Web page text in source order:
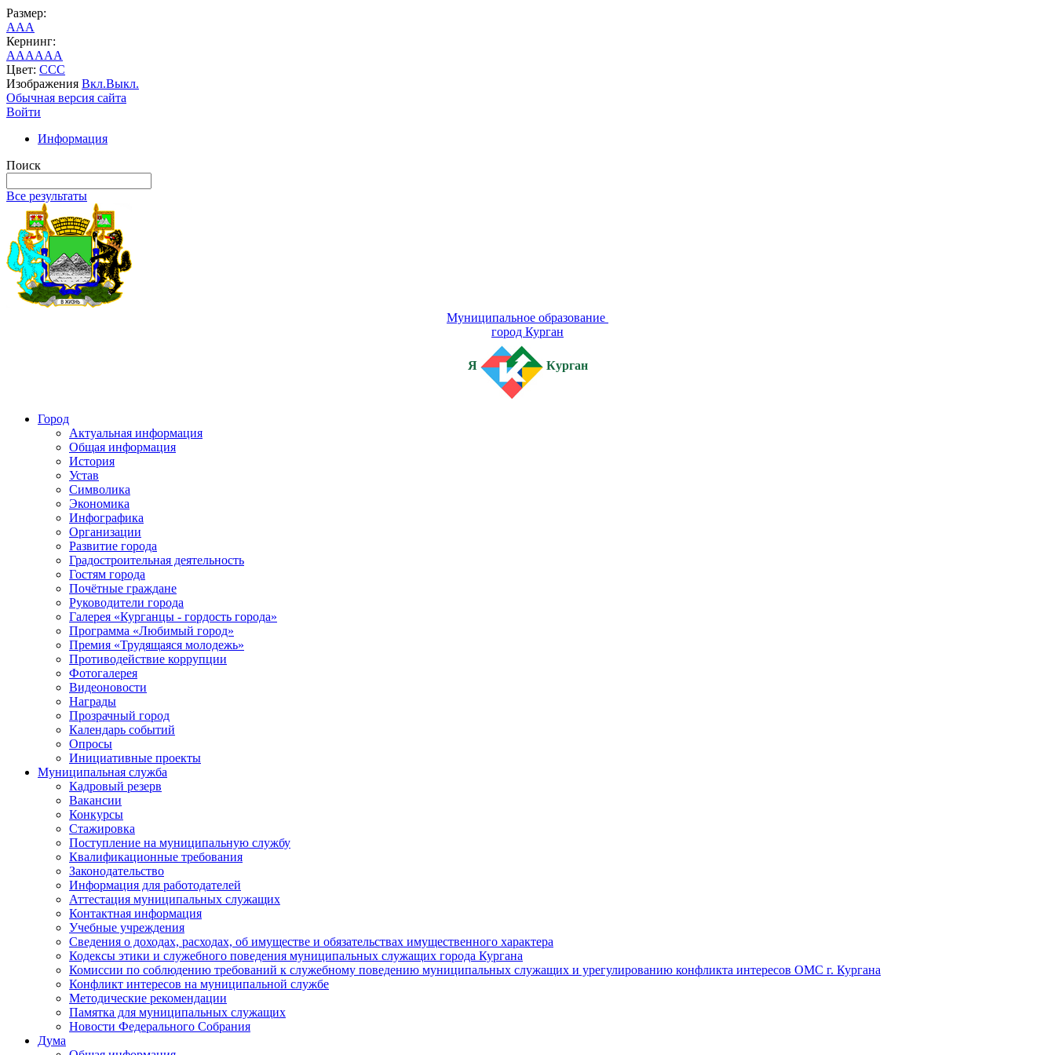
Размер:
AAA
Кернинг:
AAAAAA
Цвет: CCC
Изображения Вкл.Выкл.
Обычная версия сайта
Войти
Информация
Поиск
Все результаты
Муниципальное образование
город Курган
Я Курган
Город
Актуальная информация
Общая информация
История
Устав
Символика
Экономика
Инфографика
Организации
Развитие города
Градостроительная деятельность
Гостям города
Почётные граждане
Руководители города
Галерея «Курганцы - гордость города»
Программа «Любимый город»
Премия «Трудящаяся молодежь»
Противодействие коррупции
Фотогалерея
Видеоновости
Награды
Прозрачный город
Календарь событий
Опросы
Инициативные проекты
Муниципальная служба
Кадровый резерв
Вакансии
Конкурсы
Стажировка
Поступление на муниципальную службу
Квалификационные требования
Законодательство
Информация для работодателей
Аттестация муниципальных служащих
Контактная информация
Учебные учреждения
Сведения о доходах, расходах, об имуществе и обязательствах имущественного характера
Кодексы этики и служебного поведения муниципальных служащих города Кургана
Комиссии по соблюдению требований к служебному поведению муниципальных служащих и урегулированию конфликта интересов ОМС г. Кургана
Конфликт интересов на муниципальной службе
Методические рекомендации
Памятка для муниципальных служащих
Новости Федерального Cобрания
Дума